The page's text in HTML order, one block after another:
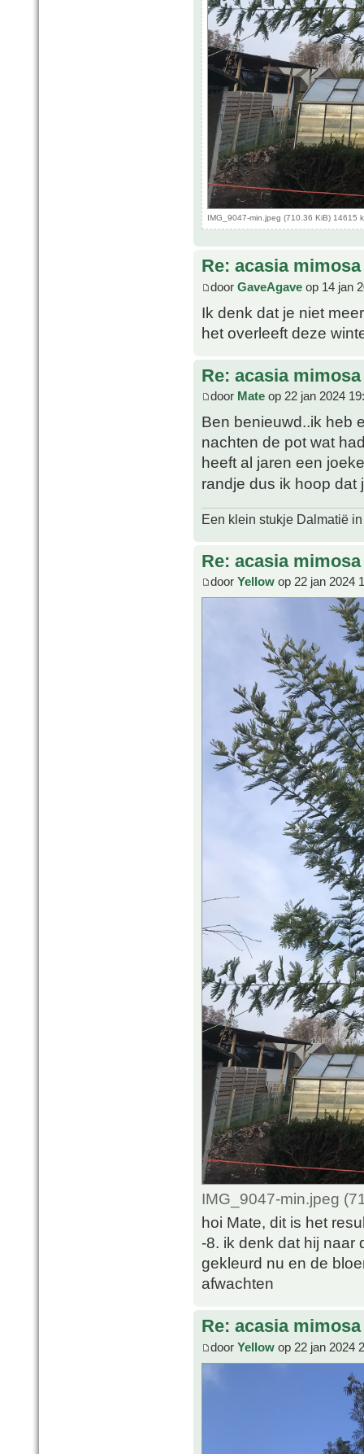
IMG_9047-min.jpeg (710.36 KiB) 14615
Re: acasia mimosa
door GaveAgave op 14 jan
Ik denk dat je niet
het overleeft deze
Re: acasia mimosa
door Mate op 22 jan 2024
Ben benieuwd..ik heb
nachten de pot wat
heeft al jaren een
randje dus ik hoop
Een klein stukje Dalmatië
Re: acasia mimosa
door Yellow op 22 jan 2024
IMG_9047-min.jpeg
hoi Mate, dit is het
-8. ik denk dat hij naar
gekleurd nu en de
afwachten
Re: acasia mimosa
door Yellow op 22 jan 2024